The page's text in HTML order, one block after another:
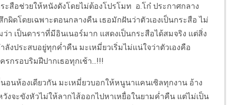
ช่วยให้หนังดังโดยไม่ต้องโปรโมท อ.โก๋ ประกาศกลาง
ผิดโดยเฉพาะตอนกลางคืน เธอมักฝันว่าตัวเองเป็นกระสือ ไม่
า เป็นดาราที่มีอินเนอร์มาก แสดงเป็นกระสือได้สมจริง แต่สิ่ง
งประสบอยู่ทุกค่ำคืน มะเหมี่ยวเริ่มไม่แน่ใจว่าตัวเองคือ
กรอบริมฝีปากเธอทุกเช้า...!!!
องเดียวกัน มะเหมี่ยวบอกให้หนูนาแคนเซิลทุกงาน อ้าง
งจะขังหัวไม่ให้ลากไส้ออกไปหาเหยื่อในยามค่ำคืน แต่ไม่เป็น